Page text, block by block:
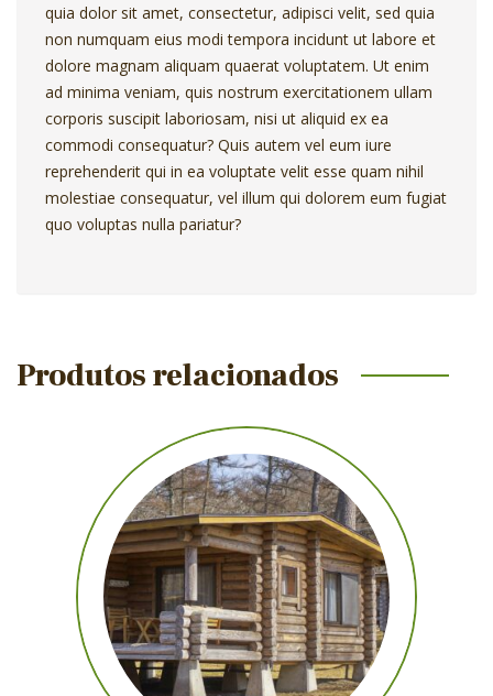
quia dolor sit amet, consectetur, adipisci velit, sed quia
non numquam eius modi tempora incidunt ut labore et
dolore magnam aliquam quaerat voluptatem. Ut enim
ad minima veniam, quis nostrum exercitationem ullam
corporis suscipit laboriosam, nisi ut aliquid ex ea
commodi consequatur? Quis autem vel eum iure
reprehenderit qui in ea voluptate velit esse quam nihil
molestiae consequatur, vel illum qui dolorem eum fugiat
quo voluptas nulla pariatur?
Produtos relacionados